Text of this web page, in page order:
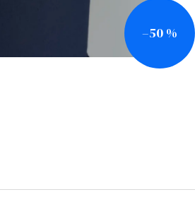
–50 %